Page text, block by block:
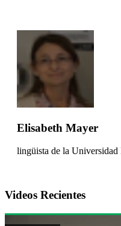
Elisabeth Mayer
lingüista de la
Videos Recientes